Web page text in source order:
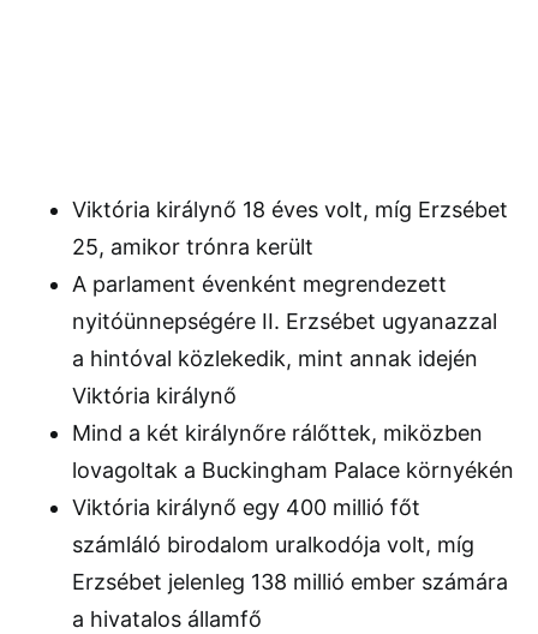
Viktória királynő 18 éves volt, míg Erzsébet
25, amikor trónra került
A parlament évenként megrendezett
nyitóünnepségére II. Erzsébet ugyanazzal
a hintóval közlekedik, mint annak idején
Viktória királynő
Mind a két királynőre rálőttek, miközben
lovagoltak a Buckingham Palace környékén
Viktória királynő egy 400 millió főt
számláló birodalom uralkodója volt, míg
Erzsébet jelenleg 138 millió ember számára
a hivatalos államfő